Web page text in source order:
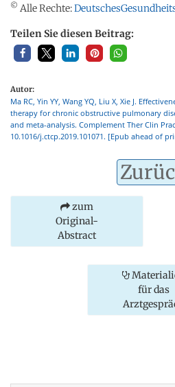
© Alle Rechte:
Teilen Sie diesen Beitrag:
Autor:
Ma RC, Yin YY, Wang YQ, Liu X, Xie J.
therapy for chronic obstructive pulmonary
and meta-analysis. Complement Ther Clin
10.1016/j.ctcp.2019.101071. [Epub ahead of
zum
Original-
Abstract
für das